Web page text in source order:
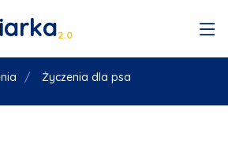
2.0
Życzenia dla psa